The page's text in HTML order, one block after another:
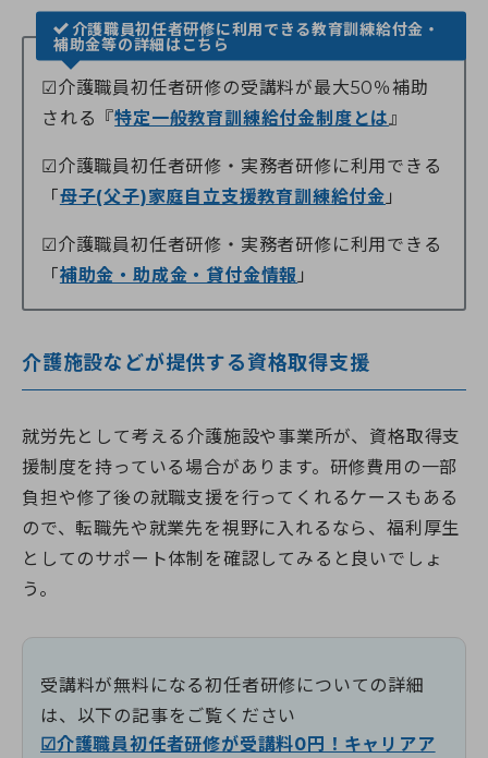
介護職員初任者研修に利用できる教育訓練給付金・
補助金等の詳細はこちら
☑介護職員初任者研修の受講料が最大50％補助
される『特定一般教育訓練給付金制度とは 』
☑介護職員初任者研修・実務者研修に利用できる
「母子(父子)家庭自立支援教育訓練給付金 」
☑介護職員初任者研修・実務者研修に利用できる
「補助金・助成金・貸付金情報 」
介護施設などが提供する資格取得支援
就労先として考える介護施設や事業所が、資格取得支
援制度を持っている場合があります。研修費用の一部
負担や修了後の就職支援を行ってくれるケースもある
ので、転職先や就業先を視野に入れるなら、福利厚生
としてのサポート体制を確認してみると良いでしょ
う。
受講料が無料になる初任者研修についての詳細
は、以下の記事をご覧ください
☑介護職員初任者研修が受講料0円！キャリアア